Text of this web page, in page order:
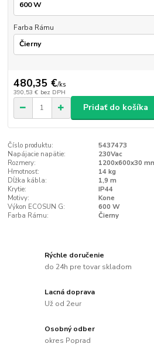
Farba Rámu
480,35 €/ks
390,53 € bez DPH
Pridať do košíka
Číslo produktu:
5437473
Napájacie napätie:
230Vac
Rozmery:
1200x600x30
Hmotnosť:
14 kg
Dĺžka kábla:
1,9 m
Krytie:
IP44
Motivy:
Kone
Výkon ECOSUN G:
600 W
Farba Rámu:
Čierny
Rýchle doručenie
do 24h pre tovar skladom
Lacná doprava
Už od 2eur
Osobný odber
okres Poprad